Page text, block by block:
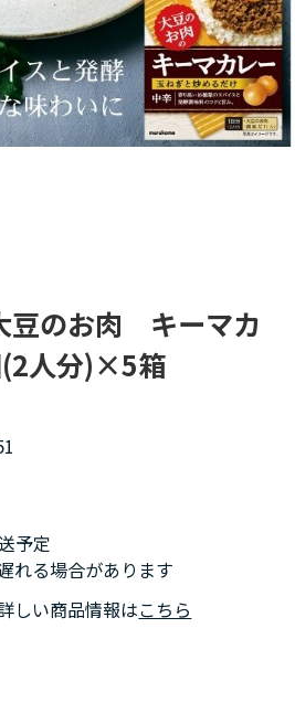
のお肉 キーマカ
人分)×5箱
予定
れる場合があります
しい商品情報はこちら